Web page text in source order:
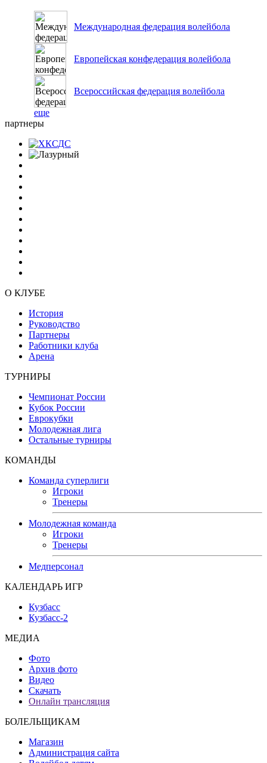
Международная федерация волейбола
Европейская конфедерация волейбола
Всероссийская федерация волейбола
еще
партнеры
О КЛУБЕ
История
Руководство
Партнеры
Работники клуба
Арена
ТУРНИРЫ
Чемпионат России
Кубок России
Еврокубки
Молодежная лига
Остальные турниры
КОМАНДЫ
Команда суперлиги
Игроки
Тренеры
Молодежная команда
Игроки
Тренеры
Медперсонал
КАЛЕНДАРЬ ИГР
Кузбасс
Кузбасс-2
МЕДИА
Фото
Архив фото
Видео
Скачать
Онлайн трансляция
БОЛЕЛЬЩИКАМ
Магазин
Администрация сайта